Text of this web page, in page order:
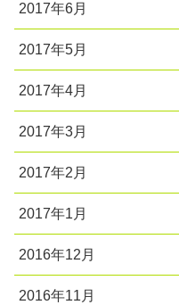
2017年6月
2017年5月
2017年4月
2017年3月
2017年2月
2017年1月
2016年12月
2016年11月